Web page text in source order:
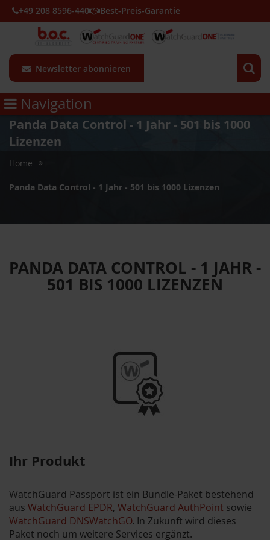
Newsletter abonnieren
+49 208 8596-440 Best-Preis-Garantie
Navigation
Panda Data Control - 1 Jahr - 501 bis 1000
Lizenzen
Home
Panda Data Control - 1 Jahr - 501 bis 1000 Lizenzen
PANDA DATA CONTROL - 1 JAHR -
501 BIS 1000 LIZENZEN
Ihr Produkt
WatchGuard Passport ist ein Bundle-Paket bestehend
aus WatchGuard EPDR, WatchGuard AuthPoint sowie
WatchGuard DNSWatchGO. In Zukunft wird dieses
Paket noch um weitere Services ergänzt.